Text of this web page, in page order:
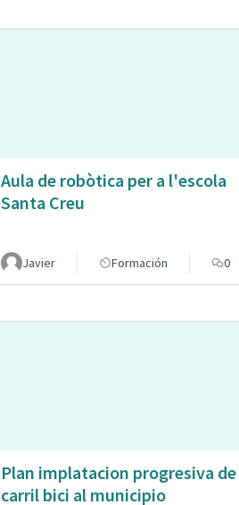
Aula de robòtica per a l'escola
Santa Creu
Javier Formación 0
Plan implatacion progresiva de
carril bici al municipio